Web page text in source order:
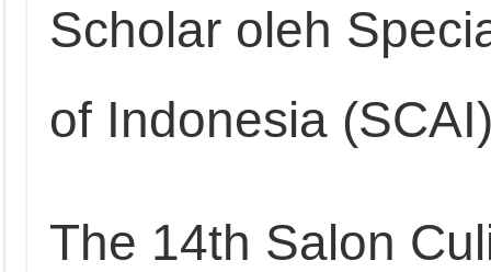
Scholar oleh
of Indonesia
The 14th Salon